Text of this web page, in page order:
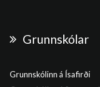
Grunnskólar
Grunnskólinn á Ísafirði